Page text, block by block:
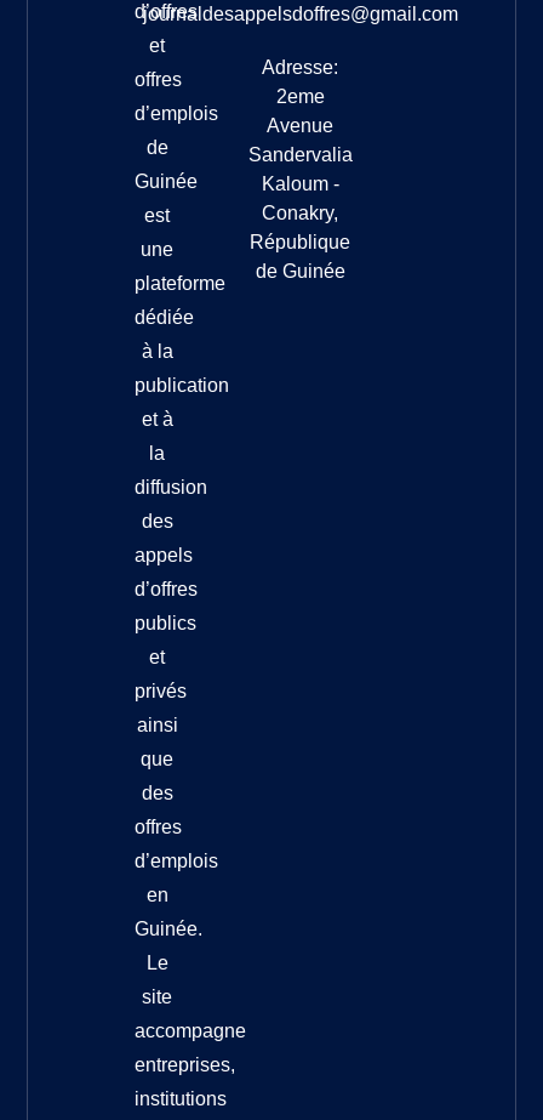
d’offres
et
offres
d’emplois
de
Guinée
est
une
plateforme
dédiée
à la
publication
et à
la
diffusion
des
appels
d’offres
publics
et
privés
ainsi
que
des
offres
d’emplois
en
Guinée.
Le
site
accompagne
entreprises,
institutions
journaldesappelsdoffres@gmail.com
Adresse:
2eme
Avenue
Sandervalia
Kaloum -
Conakry,
République
de Guinée